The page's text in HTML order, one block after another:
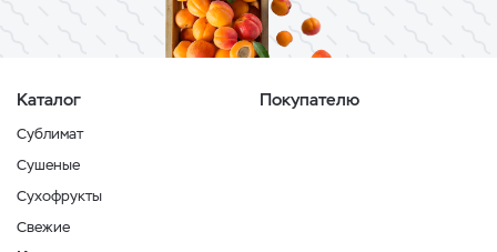
Каталог
Сублимат
Сушеные
Сухофрукты
Свежие
Покупателю